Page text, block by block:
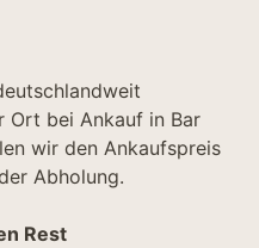
Ort bei Ankauf in Bar
wir den Ankaufspreis
Abholung.
Rest